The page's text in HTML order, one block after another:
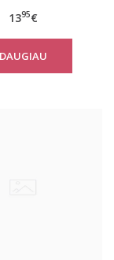
1395€
DAUGIAU